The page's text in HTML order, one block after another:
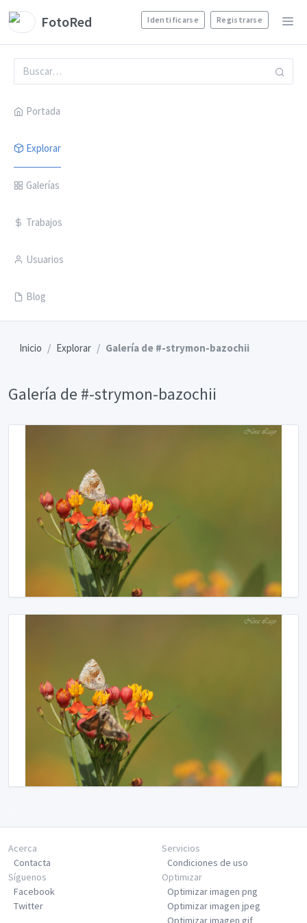
FotoRed Identificarse Registrarse
Portada
Explorar
Galerías
Trabajos
Usuarios
Blog
Inicio Explorar Galería de #-strymon-bazochii
Galería de #-strymon-bazochii
Acerca
Contacta
Servicios
Condiciones de uso
Síguenos
Facebook
Twitter
Optimizar
Optimizar imagen png
Optimizar imagen jpeg
Optimizar imagen gif